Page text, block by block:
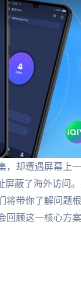
却遭遇屏幕上一
蔽了海外访问。
将带你了解问题
回顾这一核心方